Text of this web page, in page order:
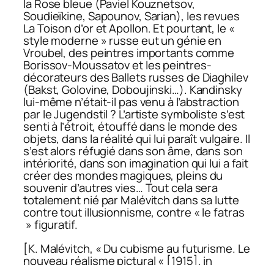
la Rose bleue (Paviel Kouznetsov,
Soudieïkine, Sapounov, Sarian), les revues
La Toison d’oretApollon. Et pourtant, le «
style moderne » russe eut un génie en
Vroubel, des peintres importants comme
Borissov-Moussatov et les peintres-
décorateurs des Ballets russes de Diaghilev
(Bakst, Golovine, Doboujinski…). Kandinsky
lui-même n’était-il pas venu à l’abstraction
par le Jugendstil ? L’artiste symboliste s’est
senti à l’étroit, étouffé dans le monde des
objets, dans la réalité qui lui paraît vulgaire. Il
s’est alors réfugié dans son âme, dans son
intériorité, dans son imagination qui lui a fait
créer des mondes magiques, pleins du
souvenir d’autres vies… Tout cela sera
totalement nié par Malévitch dans sa lutte
contre tout illusionnisme, contre « le fatras
» figuratif.
[K. Malévitch, « Du cubisme au futurisme. Le
nouveau réalisme pictural « [1915], in